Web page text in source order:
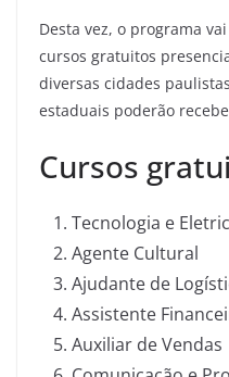
Desta vez, o programa
cursos gratuitos
diversas cidades
estaduais poderão
Cursos
Tecnologia e
Agente Cultural
Ajudante de
Assistente
Auxiliar de Vendas